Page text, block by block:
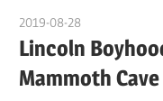
2019-08-28
Lincoln
Mammoth Cave